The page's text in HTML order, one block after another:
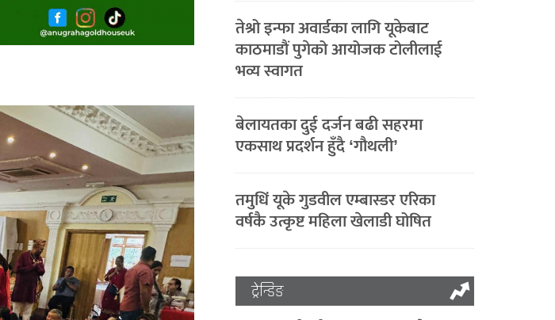
तेश्रो इन्फा अवार्डका लागि यूकेबाट
काठमाडौं पुगेको आयोजक टोलीलाई
भव्य स्वागत
बेलायतका दुई दर्जन बढी सहरमा
एकसाथ प्रदर्शन हुँदै ‘गौथली’
तमुधिं यूके गुडवील एम्बास्डर एरिका
वर्षकै उत्कृष्ट महिला खेलाडी घोषित
ट्रेन्डिङ